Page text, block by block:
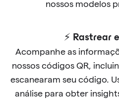
nossos modelos
⚡ Rastrear
Acompanhe as
nossos códigos QR,
escanearam seu código.
análise para obter